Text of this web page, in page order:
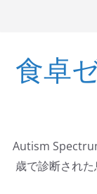
食卓
Autism
歳で診断され